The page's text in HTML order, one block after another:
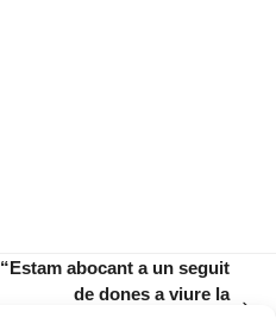
“Estam abocant a un seguit
de dones a viure la